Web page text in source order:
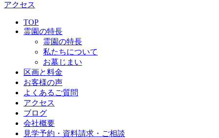
アクセス
TOP
霊園の特長
霊園の特長
私たちについて
お墓じまい
区画と料金
お客様の声
よくあるご質問
アクセス
ブログ
会社概要
見学予約・資料請求・ご相談